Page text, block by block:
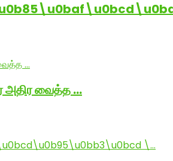
அதிர வைத்த …